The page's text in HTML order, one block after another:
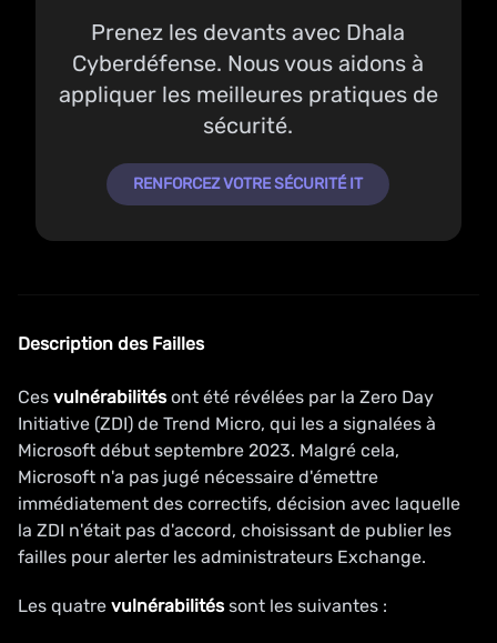
Prenez les devants avec Dhala
Cyberdéfense. Nous vous aidons à
appliquer les meilleures pratiques de
sécurité.
RENFORCEZ VOTRE SÉCURITÉ IT
Description des Failles
Ces vulnérabilitésont été révélées par la Zero Day
Initiative (ZDI) de Trend Micro, qui les a signalées à
Microsoft début septembre 2023. Malgré cela,
Microsoft n'a pas jugé nécessaire d'émettre
immédiatement des correctifs, décision avec laquelle
la ZDI n'était pas d'accord, choisissant de publier les
failles pour alerter les administrateurs Exchange.
Les quatre vulnérabilitéssont les suivantes :